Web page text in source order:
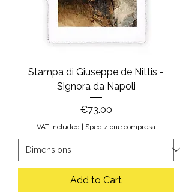
Stampa di Giuseppe de Nittis -
Signora da Napoli
Price
€73.00
VAT Included | Spedizione compresa
Add to Cart